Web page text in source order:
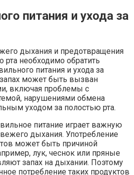
питания и ухода за
дыхания и предотвращения
рта необходимо обратить
питания и ухода за
может быть вызван
включая проблемы с
нарушениями обмена
уходом за полостью рта.
питание играет важную
дыхания. Употребление
может быть причиной
лук, чеснок или пряные
запах на дыхании. Поэтому
потребление таких продуктов